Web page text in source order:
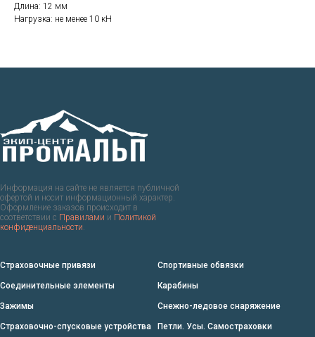
Длина: 12 мм
Нагрузка: не менее 10 кН
Информация на сайте не является публичной
офертой и носит информационный характер.
Оформление заказов происходит в
соответствии с Правилами и Политикой
конфиденциальности.
Страховочные привязи
Соединительные элементы
Зажимы
Страховочно-спусковые устройства
Спортивные обвязки
Карабины
Снежно-ледовое снаряжение
Петли. Усы. Самостраховки